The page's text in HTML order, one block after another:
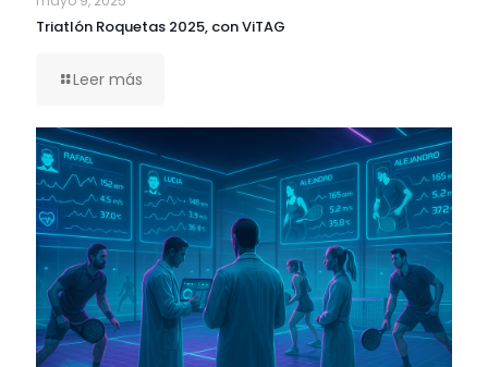
Triatlón Roquetas 2025, con ViTAG
Leer más